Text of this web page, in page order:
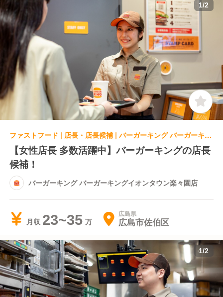
1/2
ファストフード | 店長・店長候補 | バーガーキング バーガーキングイオンタウン楽々園店
【女性店長 多数活躍中】バーガーキングの店長
候補！
バーガーキング バーガーキングイオンタウン楽々園店
月収 23~35 広島県
広島市佐伯区
1/2